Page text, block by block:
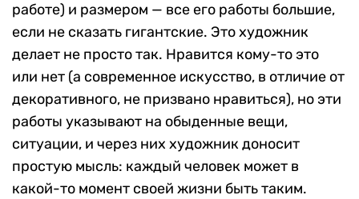
работе) и размером — все его работы большие,
если не сказать гигантские. Это художник
делает не просто так. Нравится кому-то это
или нет (а современное искусство, в отличие от
декоративного, не призвано нравиться), но эти
работы указывают на обыденные вещи,
ситуации, и через них художник доносит
простую мысль: каждый человек может в
какой-то момент своей жизни быть таким.